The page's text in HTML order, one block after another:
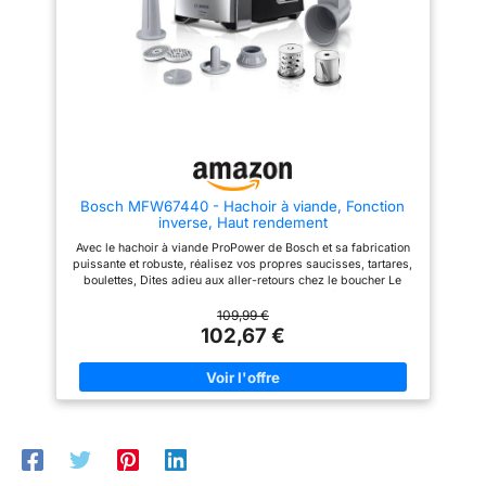
plus du hachoir à viande. Avec
les 3 disques de hachoir à
viande en acier inoxydable pour
le hachage grossier, moyen et
fin de la viande, 3 tailles de
accessoires pour hachoir à
viande, poussoirs à saucisses
et accessoires pour kubbe,
vous n'avez plus besoin de
choses inutiles. 【Facile à
Utiliser】 Coupez la viande à la
taille souhaitée, appuyez sur le
poussée, la viande sera coupée
immédiatement. Le bouton "R"
blocages dans l'appareil.
technologie d'extrusion en trois
étapes, qui presse la viande
Que ce soit du porc, du bœuf,
du poulet ou de l'ail, des
oignons, des piments, notre
hachoir à viande peut tous les
traiter. Préparez chez vous de la
veuillez utiliser de la viande
sans os.) 【Design élégant et
conception réfléchie】Design
la fonction inversée "REV" pour
résoudre rapidement les
blocages. La fibule de
antidérapants rendent chaque
du câble assure un espace de
【Nettoyage facile】Tous les
Bosch MFW67440 - Hachoir à viande, Fonction
inverse, Haut rendement
Avec le hachoir à viande ProPower de Bosch et sa fabrication
puissante et robuste, réalisez vos propres saucisses, tartares,
boulettes, Dites adieu aux aller-retours chez le boucher Le
grâce à son moteur robuste, qui s'arrête automatiquement à
2000 W Le hachoir bénéficie d'un très haut rendement, vous
permettant de hacher jusqu'à 3,5 kg de viande en une minute /
Trois tailles de grilles de hachoir (fin, moyen, gros) Variez les
plaisirs ! L'appareil est doté de nombreux accessoires
réalisant plus de 15 fonctions : kit à saucisses, à kebbés,
Puissance : 700 W / Couleur : Noir
109,99 €
102,67 €